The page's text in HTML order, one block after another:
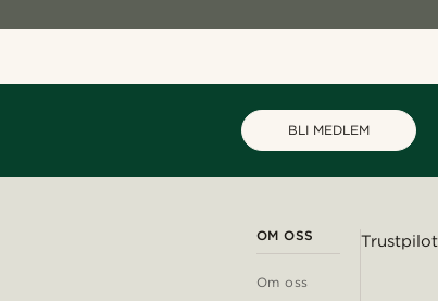
BLI MEDLEM
OM OSS
Om oss
Trustpilot